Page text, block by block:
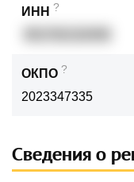
ИНН ?
ОКПО ?
2023347335
Сведения о